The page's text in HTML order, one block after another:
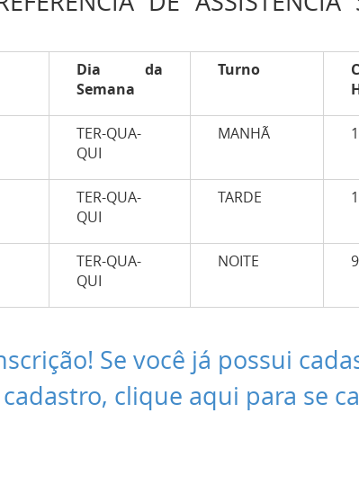
Dia da
Semana
Turno
TER-QUA-
QUI
MANHÃ
TER-QUA-
QUI
TARDE
TER-QUA-
QUI
NOITE
Se você já possui
clique aqui para se